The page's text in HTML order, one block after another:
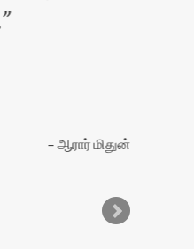
ஆரார் மிதுன்